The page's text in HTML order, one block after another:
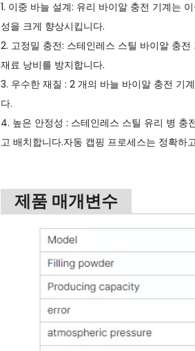
1. 이중 바늘 설계: 유리 바이알 충전 기계는
성을 크게 향상시킵니다.
2. 고정밀 충전: 스테인레스 스틸 바이알 충
재료 낭비를 방지합니다.
3. 우수한 재질 : 2 개의 바늘 바이알 충전 기
다.
4. 높은 안정성 : 스테인레스 스틸 유리 병
고 배치합니다.자동 캡핑 프로세스는 정확하
제품 매개변수